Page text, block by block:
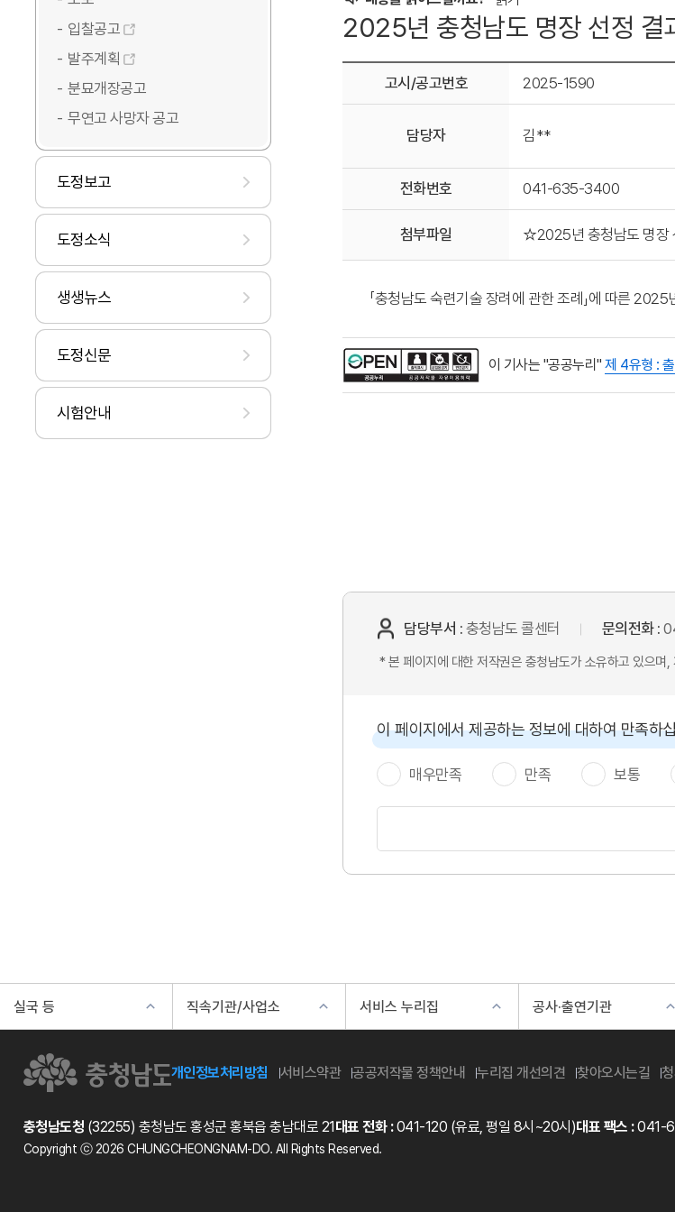
입찰공고
발주계획
분묘개장공고
무연고 사망자 공고
도정보고
도정소식
생생뉴스
도정신문
시험안내
2025년 충청남도 명장 선정 결
고시/공고번호 2025-1590
담당자 김**
전화번호 041-635-3400
첨부파일 ☆2025년 충청남도 명장
「충청남도 숙련기술 장려에 관한 조례」에 따른
이 기사는 "공공누리"제 4유형 :
담당부서 : 충청남도 콜센터 문의전화 :
* 본 페이지에 대한 저작권은 충청남도가 소유하고 있으
이 페이지에서 제공하는 정보에 대하여 만족하
매우만족 만족 보통
실국 등 직속기관/사업소 서비스 누리집 공사·출연기관
개인정보처리방침 서비스약관 공공저작물 정책안내 누리집 개선의견 찾아오시는길
충청남도청 (32255) 충청남도 홍성군 홍북읍 충남대로 21 대표 전화 : 041-120 (유료, 평일 8시~20시)대표 팩스 :041-
Copyright ⓒ 2026 CHUNGCHEONGNAM-DO. All Rights Reserved.